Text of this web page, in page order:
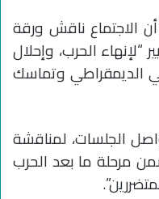
الاجتماع ناقش ورقة
“لإنهاء الحرب، وإحلال
الديمقراطي وتماسك
الجلسات، لمناقشة
مرحلة ما بعد الحرب